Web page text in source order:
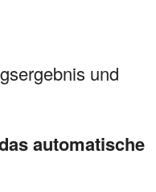
und
automatische